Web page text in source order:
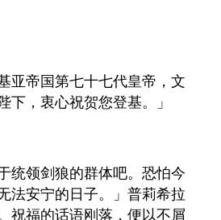
亚帝国第七十七代皇帝，文
下，衷心祝贺您登基。」
统领剑狼的群体吧。恐怕今
法安宁的日子。」普莉希拉
祝福的话语刚落，便以不屑